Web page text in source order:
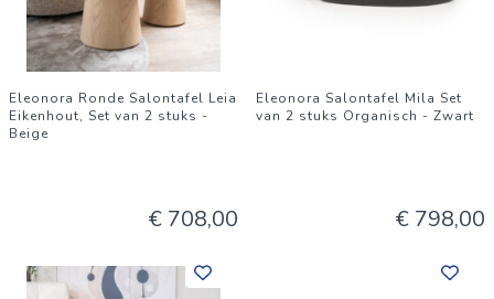
Eleonora Ronde Salontafel Leia
Eikenhout, Set van 2 stuks -
Beige
€ 708,00
Eleonora Salontafel Mila Set
van 2 stuks Organisch - Zwart
€ 798,00